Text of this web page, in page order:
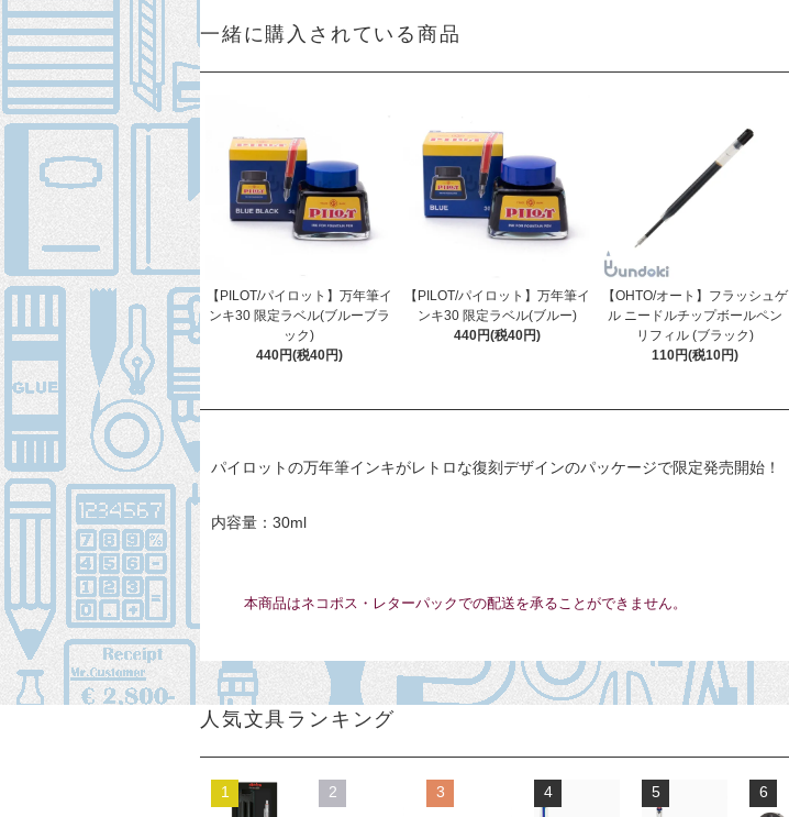
一緒に購入されている商品
【PILOT/パイロット】万年筆イ
ンキ30 限定ラベル(ブルーブラ
ック)
440円(税40円)
【PILOT/パイロット】万年筆イ
ンキ30 限定ラベル(ブルー)
440円(税40円)
【OHTO/オート】フラッシュゲ
ル ニードルチップボールペン
リフィル (ブラック)
110円(税10円)
パイロットの万年筆インキがレトロな復刻デザインのパッケージで限定発売開始！
内容量：30ml
本商品はネコポス・レターパックでの配送を承ることができません。
人気文具ランキング
1 2 3 4 5 6